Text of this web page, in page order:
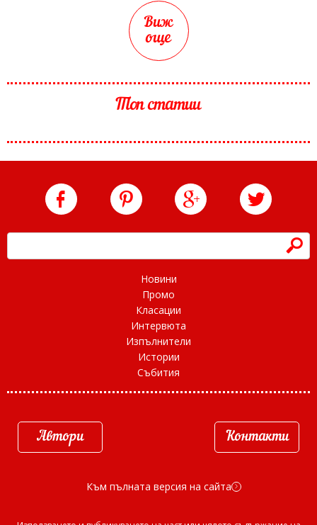
Виж
още
Топ статии
h
Новини
Промо
Класации
Интервюта
Изпълнители
Истории
Събития
Автори Контакти
Към пълната версия на сайта d